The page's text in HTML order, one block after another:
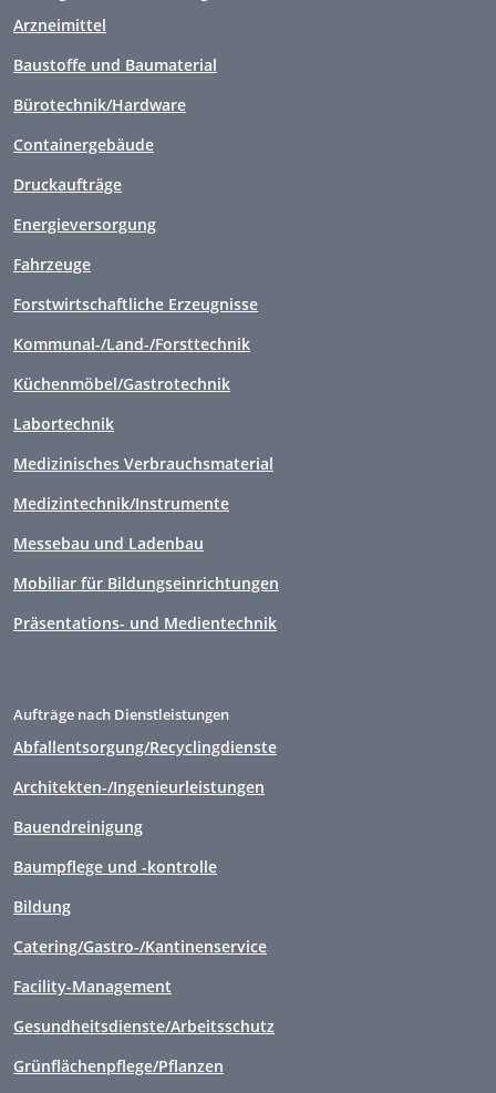
Arzneimittel
Baustoffe und Baumaterial
Bürotechnik/Hardware
Containergebäude
Druckaufträge
Energieversorgung
Fahrzeuge
Forstwirtschaftliche Erzeugnisse
Kommunal-/Land-/Forsttechnik
Küchenmöbel/Gastrotechnik
Labortechnik
Medizinisches Verbrauchsmaterial
Medizintechnik/Instrumente
Messebau und Ladenbau
Mobiliar für Bildungseinrichtungen
Präsentations- und Medientechnik
Aufträge nach Dienstleistungen
Abfallentsorgung/Recyclingdienste
Architekten-/Ingenieurleistungen
Bauendreinigung
Baumpflege und -kontrolle
Bildung
Catering/Gastro-/Kantinenservice
Facility-Management
Gesundheitsdienste/Arbeitsschutz
Grünflächenpflege/Pflanzen